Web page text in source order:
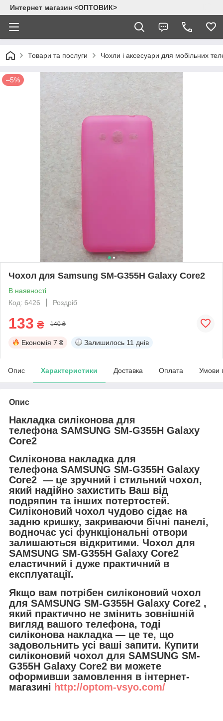
Интернет магазин <ОПТОВИК>
Товари та послуги Чохли і аксесуари для мобільних
–5%
Чохол для Samsung SM-G355H Galaxy Core2
В наявності
Код: 6426
Роздріб
133 ₴ 140 ₴
Економія 7 ₴ Залишилось 11 днів
Опис Характеристики Доставка Оплата Умови
Опис
Накладка силіконова для
телефона SAMSUNG SM-G355H Galaxy
Core2
Силіконова накладка для
телефона SAMSUNG SM-G355H Galaxy
Core2 — це зручний і стильний чохол,
який надійно захистить Ваш від
подряпин та інших потертостей.
Силіконовий чохол чудово сідає на
задню кришку, закриваючи бічні панелі,
водночас усі функціональні отвори
залишаються відкритими. Чохол для
SAMSUNG SM-G355H Galaxy Core2
еластичний і дуже практичний в
експлуатації.
Якщо вам потрібен силіконовий чохол
для SAMSUNG SM-G355H Galaxy Core2 ,
який практично не змінить зовнішній
вигляд вашого телефона, тоді
силіконова накладка — це те, що
задовольнить усі ваші запити. Купити
силіконовий чохол для SAMSUNG SM-
G355H Galaxy Core2 ви можете
оформивши замовлення в інтернет-
магазині http://optom-vsyo.com/